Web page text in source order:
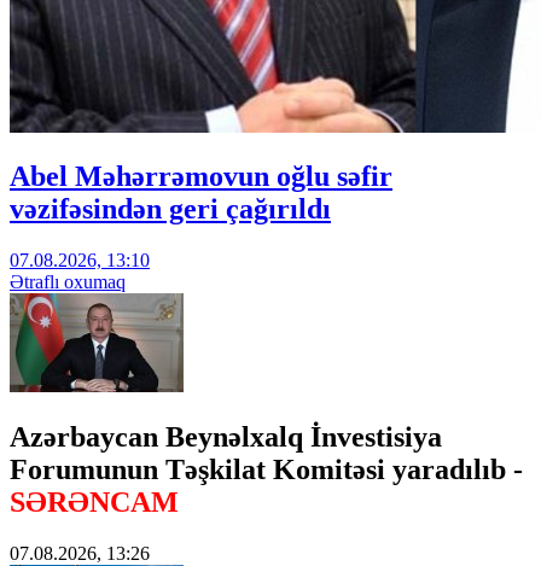
Abel Məhərrəmovun oğlu səfir
vəzifəsindən geri çağırıldı
07.08.2026, 13:10
Ətraflı oxumaq
Azərbaycan Beynəlxalq İnvestisiya
Forumunun Təşkilat Komitəsi yaradılıb -
SƏRƏNCAM
07.08.2026, 13:26